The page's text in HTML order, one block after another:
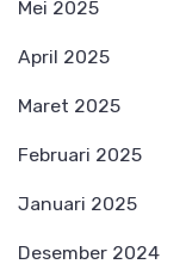
Mei 2025
April 2025
Maret 2025
Februari 2025
Januari 2025
Desember 2024